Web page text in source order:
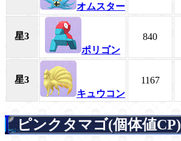
オムスター
星3
ポリゴン
840
星3
キュウコン
1167
ピンクタマゴ(個体値CP)